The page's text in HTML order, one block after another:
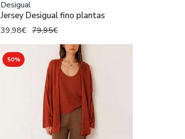
Desigual
Jersey Desigual fino plantas
39,98€ 79,95€
50%